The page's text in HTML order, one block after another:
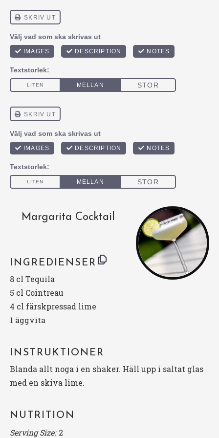
Margarita Cocktail
INGREDIENSER
8 cl Tequila
5 cl Cointreau
4 cl färskpressad lime
1 äggvita
INSTRUKTIONER
Blanda allt noga i en shaker. Häll upp i saltat glas
med en skiva lime.
NUTRITION
Serving Size: 2